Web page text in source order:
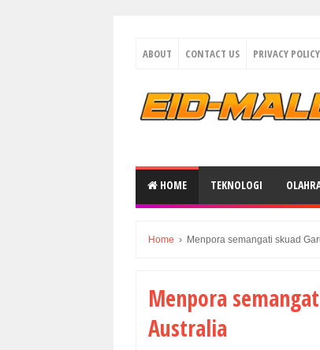
ABOUT CONTACT US PRIVACY POLICY
HOME TEKNOLOGI
Home › Menpora semangati skuad
Menpora
Australia